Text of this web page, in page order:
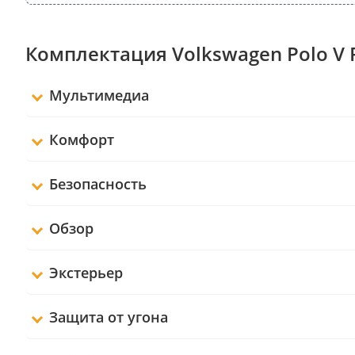
Комплектация Volkswagen Polo V
Мультимедиа
Комфорт
Безопасность
Обзор
Экстерьер
Защита от угона